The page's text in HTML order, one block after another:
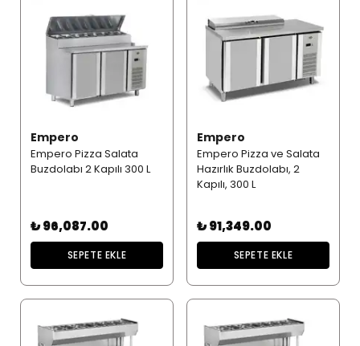
Empero
Empero Pizza Salata
Buzdolabı 2 Kapılı 300 L
₺ 96,087.00
SEPETE EKLE
Empero
Empero Pizza ve Salata
Hazırlık Buzdolabı, 2
Kapılı, 300 L
₺ 91,349.00
SEPETE EKLE